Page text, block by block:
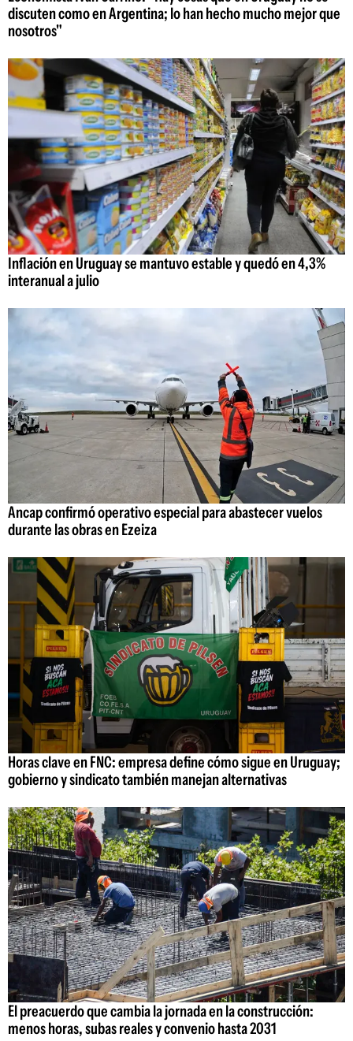
discuten como en Argentina; lo han hecho mucho mejor que
nosotros"
Inflación en Uruguay se mantuvo estable y quedó en 4,3%
interanual a julio
Ancap confirmó operativo especial para abastecer vuelos
durante las obras en Ezeiza
Horas clave en FNC: empresa define cómo sigue en Uruguay;
gobierno y sindicato también manejan alternativas
El preacuerdo que cambia la jornada en la construcción:
menos horas, subas reales y convenio hasta 2031